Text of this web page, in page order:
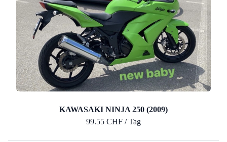
KAWASAKI NINJA 250 (2009)
99.55 CHF / Tag